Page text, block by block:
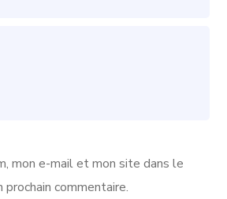
mon e-mail et mon site dans le
commentaire.